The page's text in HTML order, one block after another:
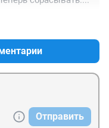
Отправить